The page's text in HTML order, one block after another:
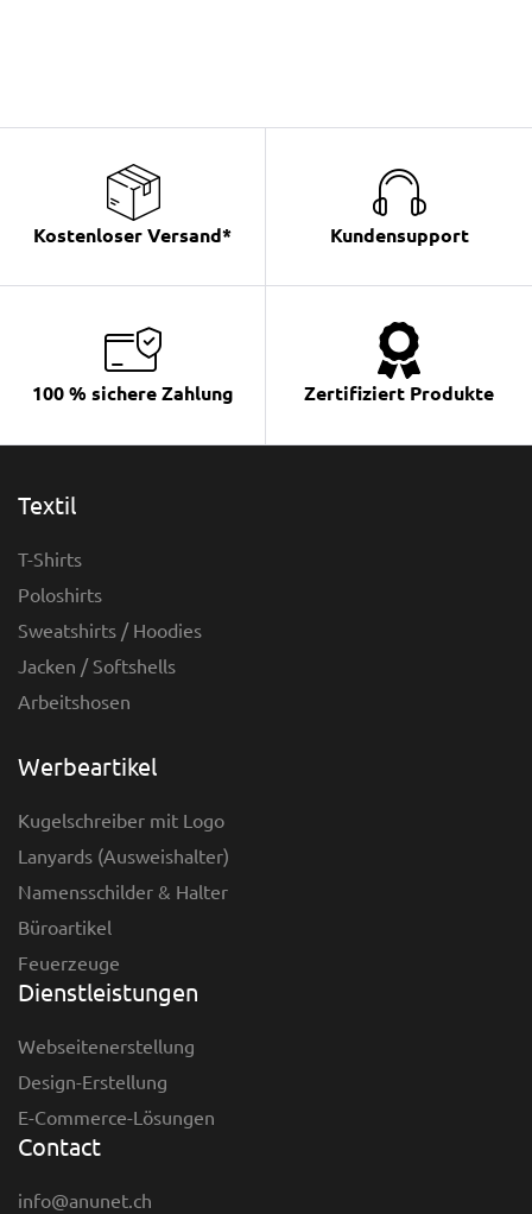
Kostenloser Versand* Kundensupport
100 % sichere Zahlung Zertifiziert Produkte
Textil
T-Shirts
Poloshirts
Sweatshirts / Hoodies
Jacken / Softshells
Arbeitshosen
Werbeartikel
Kugelschreiber mit Logo
Lanyards (Ausweishalter)
Namensschilder & Halter
Büroartikel
Feuerzeuge
Dienstleistungen
Webseitenerstellung
Design-Erstellung
E-Commerce-Lösungen
Contact
info@anunet.ch